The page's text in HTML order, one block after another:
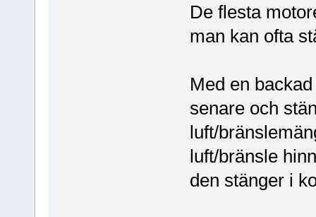
De flesta
man kan ofta
Med en
senare och
luft/
luft/bränsle
den stänger i